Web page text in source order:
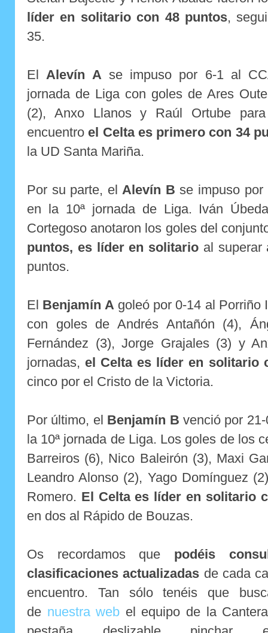
líder en solitario con 48 puntos,
35.
El Alevín A se impuso por 6-1 al
jornada de Liga con goles de Ares
(2), Anxo Llanos y Raúl Ortube
encuentro el Celta es primero con 34
la UD Santa Mariña.
Por su parte, el Alevín B se impuso
en la 10ª jornada de Liga. Iván
Cortegoso anotaron los goles del
puntos, es líder en solitario al superar
puntos.
El Benjamín A goleó por 0-14 al Porriño
con goles de Andrés Antañón (4),
Fernández (3), Jorge Grajales (3) y
jornadas, el Celta es líder en solitario
cinco por el Cristo de la Victoria.
Por último, el Benjamín B venció por
la 10ª jornada de Liga. Los goles de los
Barreiros (6), Nico Baleirón (3), Maxi
Leandro Alonso (2), Yago Domínguez
Romero. El Celta es líder en solitario
en dos al Rápido de Bouzas.
Os recordamos que podéis
clasificaciones actualizadas de cada
encuentro. Tan sólo tenéis que
de nuestra web el equipo de la